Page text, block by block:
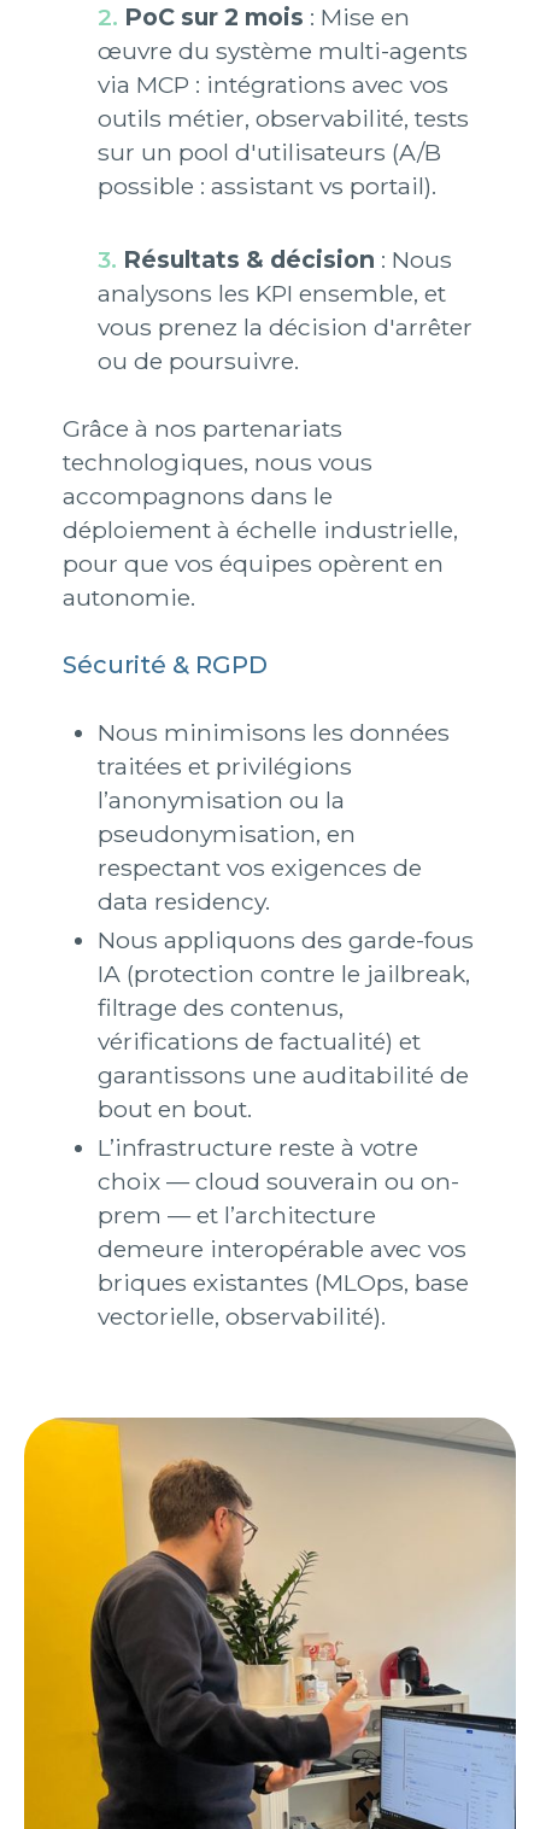
PoC sur 2 mois : Mise en
œuvre du système multi-agents
via MCP : intégrations avec vos
outils métier, observabilité, tests
sur un pool d'utilisateurs (A/B
possible : assistant vs portail).
Résultats & décision : Nous
analysons les KPI ensemble, et
vous prenez la décision d'arrêter
ou de poursuivre.
Grâce à nos partenariats
technologiques, nous vous
accompagnons dans le
déploiement à échelle industrielle,
pour que vos équipes opèrent en
autonomie.
Sécurité & RGPD
Nous minimisons les données
traitées et privilégions
l’anonymisation ou la
pseudonymisation, en
respectant vos exigences de
data residency.
Nous appliquons des garde-fous
IA (protection contre le jailbreak,
filtrage des contenus,
vérifications de factualité) et
garantissons une auditabilité de
bout en bout.
L’infrastructure reste à votre
choix — cloud souverain ou on-
prem — et l’architecture
demeure interopérable avec vos
briques existantes (MLOps, base
vectorielle, observabilité).